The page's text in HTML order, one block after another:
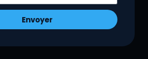
Envoyer